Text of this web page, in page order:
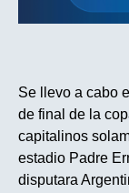
Se llevo a cabo
de final de la
capitalinos
estadio Padre
disputara